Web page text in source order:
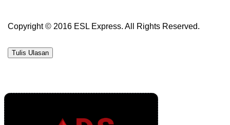
Copyright © 2016 ESL Express. All Rights Reserved.
Tulis Ulasan